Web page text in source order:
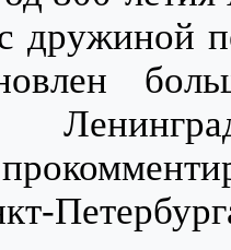
дружиной